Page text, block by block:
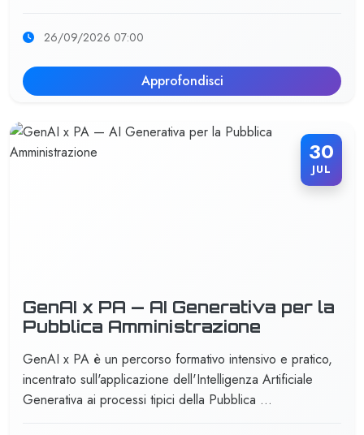
26/09/2026 07:00
Approfondisci
30
JUL
GenAI x PA — AI Generativa per la
Pubblica Amministrazione
GenAI x PA è un percorso formativo intensivo e pratico,
incentrato sull'applicazione dell'Intelligenza Artificiale
Generativa ai processi tipici della Pubblica …